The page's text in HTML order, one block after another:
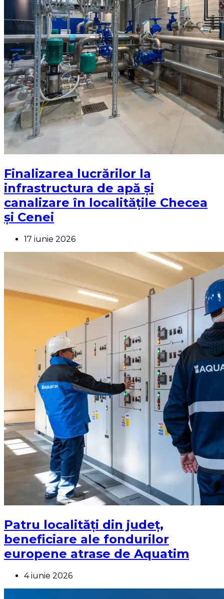
Finalizarea lucrărilor la
infrastructura de apă și
canalizare în localitățile Checea
și Cenei
17 iunie 2026
Patru localități din județ,
beneficiare ale fondurilor
europene atrase de Aquatim
4 iunie 2026